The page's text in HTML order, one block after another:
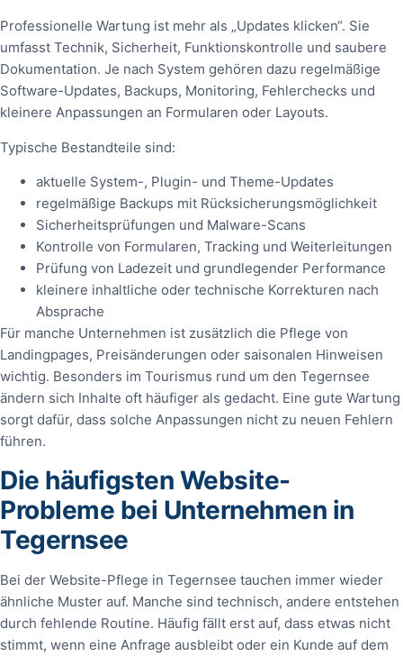
Professionelle Wartung ist mehr als „Updates klicken“. Sie
umfasst Technik, Sicherheit, Funktionskontrolle und saubere
Dokumentation. Je nach System gehören dazu regelmäßige
Software-Updates, Backups, Monitoring, Fehlerchecks und
kleinere Anpassungen an Formularen oder Layouts.
Typische Bestandteile sind:
aktuelle System-, Plugin- und Theme-Updates
regelmäßige Backups mit Rücksicherungsmöglichkeit
Sicherheitsprüfungen und Malware-Scans
Kontrolle von Formularen, Tracking und Weiterleitungen
Prüfung von Ladezeit und grundlegender Performance
kleinere inhaltliche oder technische Korrekturen nach
Absprache
Für manche Unternehmen ist zusätzlich die Pflege von
Landingpages, Preisänderungen oder saisonalen Hinweisen
wichtig. Besonders im Tourismus rund um den Tegernsee
ändern sich Inhalte oft häufiger als gedacht. Eine gute Wartung
sorgt dafür, dass solche Anpassungen nicht zu neuen Fehlern
führen.
Die häufigsten Website-
Probleme bei Unternehmen in
Tegernsee
Bei der Website-Pflege in Tegernsee tauchen immer wieder
ähnliche Muster auf. Manche sind technisch, andere entstehen
durch fehlende Routine. Häufig fällt erst auf, dass etwas nicht
stimmt, wenn eine Anfrage ausbleibt oder ein Kunde auf dem